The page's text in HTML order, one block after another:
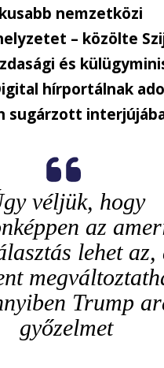
nemzetközi
– közölte
és
hírportálnak
sugárzott
véljük, hogy
az
lehet az,
Trump
győzelmet